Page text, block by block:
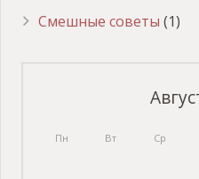
Смешные советы (1)
Пн Вт Ср